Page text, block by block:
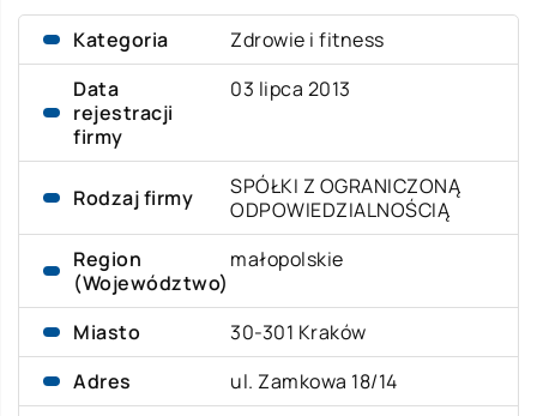
Kategoria
Zdrowie i fitness
Data
rejestracji
firmy
03 lipca 2013
Rodzaj firmy
SPÓŁKI Z OGRANICZONĄ
ODPOWIEDZIALNOŚCIĄ
Region
(Województwo)
małopolskie
Miasto
30-301 Kraków
Adres
ul. Zamkowa 18/14